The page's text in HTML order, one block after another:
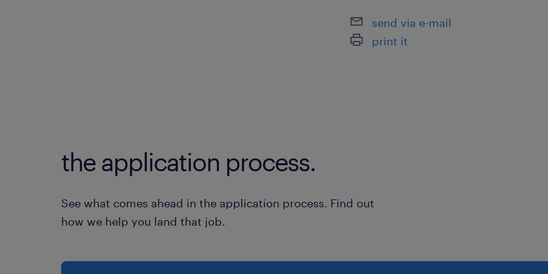
Vous avez une bonne
à propos de notre client
majeur de l'industrie aéronautique
send via e-mail
print it
the application process.
See what comes ahead in the application process. Find out
how we help you land that job.